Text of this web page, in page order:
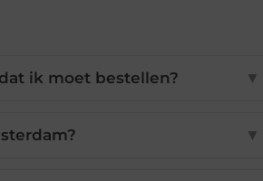
ik moet bestellen? ▼
▼